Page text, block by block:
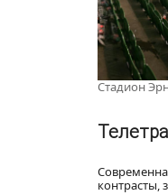
Стадион
контрасты,